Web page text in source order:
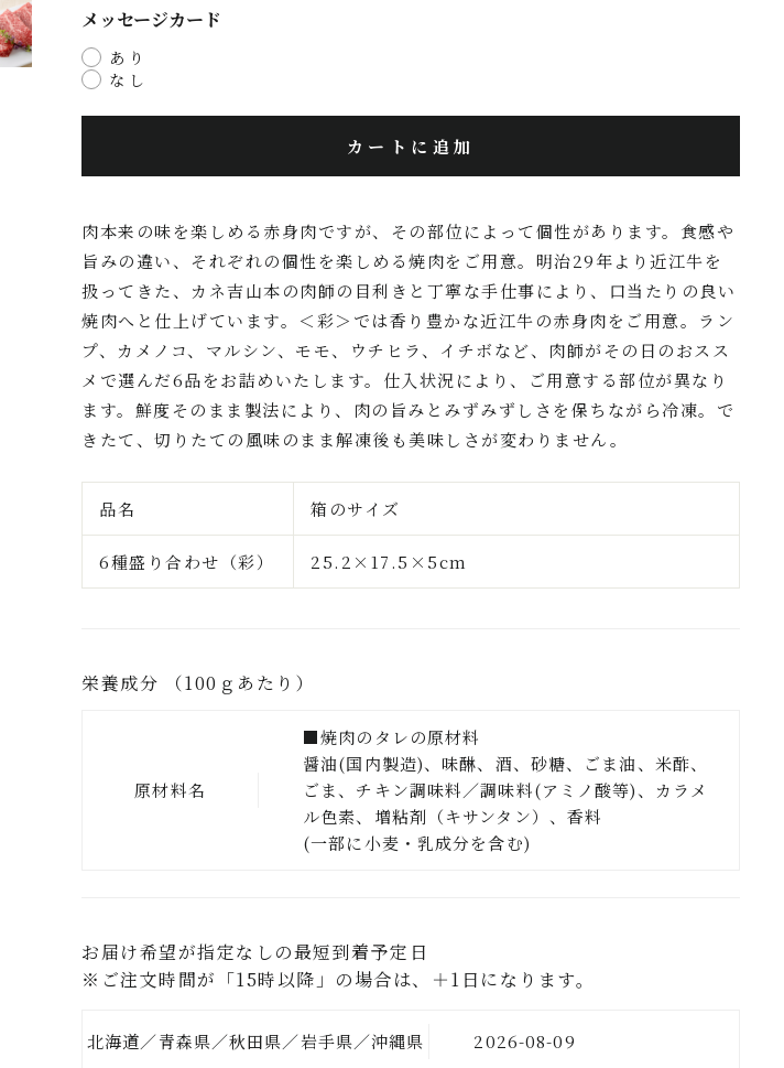
メッセージカード
あり
なし
カートに追加
肉本来の味を楽しめる赤身肉ですが、その部位によって個性があります。食感や
旨みの違い、それぞれの個性を楽しめる焼肉をご用意。明治29年より近江牛を
扱ってきた、カネ吉山本の肉師の目利きと丁寧な手仕事により、口当たりの良い
焼肉へと仕上げています。＜彩＞では香り豊かな近江牛の赤身肉をご用意。ラン
プ、カメノコ、マルシン、モモ、ウチヒラ、イチボなど、肉師がその日のおスス
メで選んだ6品をお詰めいたします。仕入状況により、ご用意する部位が異なり
ます。鮮度そのまま製法により、肉の旨みとみずみずしさを保ちながら冷凍。で
きたて、切りたての風味のまま解凍後も美味しさが変わりません。
品名 箱のサイズ
6種盛り合わせ（彩） 25.2×17.5×5cm
栄養成分 （100ｇあたり）
原材料名
■焼肉のタレの原材料
醤油(国内製造)、味醂、酒、砂糖、ごま油、米酢、
ごま、チキン調味料／調味料(アミノ酸等)、カラメ
ル色素、増粘剤（キサンタン）、香料
(一部に小麦・乳成分を含む)
お届け希望が指定なしの最短到着予定日
※ご注文時間が「15時以降」の場合は、＋1日になります。
北海道／青森県／秋田県／岩手県／沖縄県 2026-08-09